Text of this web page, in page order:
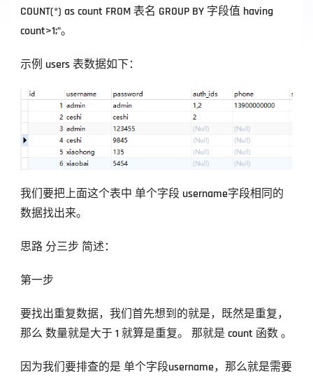
COUNT(*) as count FROM 表名 GROUP BY 字段值 having
count>1;”。
示例 users 表数据如下：
我们要把上面这个表中 单个字段 username字段相同的
数据找出来。
思路 分三步 简述：
第一步
要找出重复数据，我们首先想到的就是，既然是重复，
那么 数量就是大于 1 就算是重复。 那就是 count 函数 。
因为我们要排查的是 单个字段username，那么就是需要